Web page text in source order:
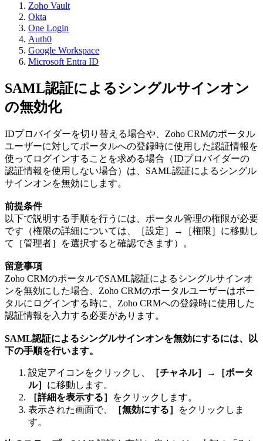
Zoho Vault
Okta
One Login
Auth0
Google Workspace
Microsoft Entra ID
SAML認証によるシングルサインオン
の無効化
IDプロバイダーを切り替える場合や、Zoho CRMのポータル
ユーザーに対してポータルへの登録時に使用した認証情報を
使ってログインすることを求める場合（IDプロバイダーの
認証情報を使用しない場合）は、SAML認証によるシングル
サインオンを無効にします。
前提条件
以下で説明する手順を行うには、ポータル管理の権限が必要
です（権限の詳細については、［設定］→［権限］に移動し
て［管理者］を選択すると確認できます）。
留意事項
Zoho CRMのポータルでSAML認証によるシングルサインオ
ンを無効にした場合、Zoho CRMのポータルユーザーはポー
タルにログインする時に、Zoho CRMへの登録時に使用した
認証情報を入力する必要があります。
SAML認証によるシングルサインオンを無効にするには、以
下の手順を行います。
設定アイコンをクリックし、
［チャネル］→［ポータ
ル］ に移動します。
［詳細を表示する］
をクリックします。
表示された画面で、
［無効にする］
をクリックしま
す。